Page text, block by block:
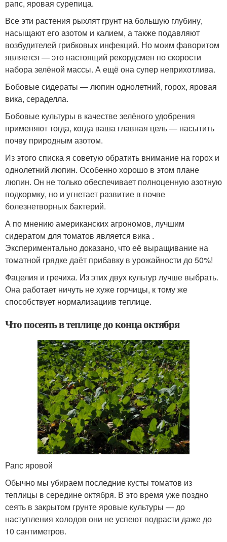
рапс, яровая сурепица.
Все эти растения рыхлят грунт на большую глубину,
насыщают его азотом и калием, а также подавляют
возбудителей грибковых инфекций. Но моим фаворитом
является — это настоящий рекордсмен по скорости
набора зелёной массы. А ещё она супер неприхотлива.
Бобовые сидераты — люпин однолетний, горох, яровая
вика, сераделла.
Бобовые культуры в качестве зелёного удобрения
применяют тогда, когда ваша главная цель — насытить
почву природным азотом.
Из этого списка я советую обратить внимание на горох и
однолетний люпин. Особенно хорошо в этом плане
люпин. Он не только обеспечивает полноценную азотную
подкормку, но и угнетает развитие в почве
болезнетворных бактерий.
А по мнению американских агрономов, лучшим
сидератом для томатов является вика .
Экспериментально доказано, что её выращивание на
томатной грядке даёт прибавку в урожайности до 50%!
Фацелия и гречиха. Из этих двух культур лучше выбрать.
Она работает ничуть не хуже горчицы, к тому же
способствует нормализациив теплице.
Что посеять в теплице до конца октября
Рапс яровой
Обычно мы убираем последние кусты томатов из
теплицы в середине октября. В это время уже поздно
сеять в закрытом грунте яровые культуры — до
наступления холодов они не успеют подрасти даже до
10 сантиметров.